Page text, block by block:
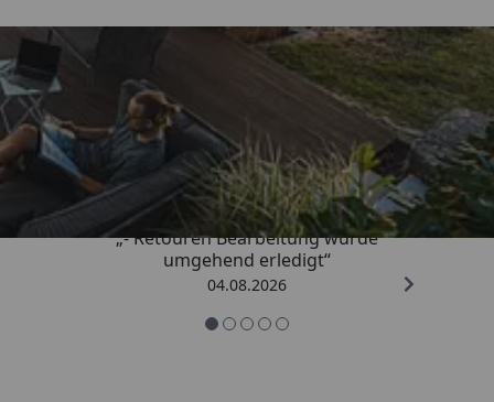
Trusted Shops
4,81/ 5
„- Retouren Bearbeitung wurde
umgehend erledigt“
04.08.2026